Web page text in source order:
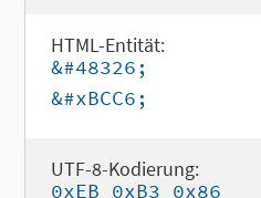
HTML-Entität:
&#48326;
&#xBCC6;
UTF-8-Kodierung:
0xEB 0xB3 0x86